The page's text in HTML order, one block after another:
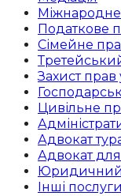
Податкове
Сімейне
Захист прав
Цивільне
Адвокат
Адвокат
Інші послуги